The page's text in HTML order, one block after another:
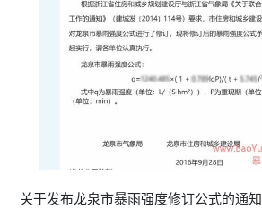
关于发布龙泉市暴雨强度修订公式的通知